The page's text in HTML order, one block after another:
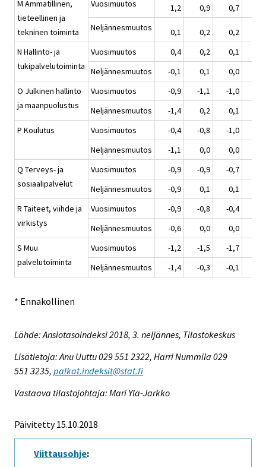
M Ammatillinen,
tieteellinen ja
tekninen toiminta
Vuosimuutos 1,2 0,9 0,7
Neljännesmuutos
0,1 0,2 0,2
N Hallinto- ja
tukipalvelutoiminta
Vuosimuutos 0,4 0,2 0,1
Neljännesmuutos
-0,1 0,1 0,0
O Julkinen hallinto
ja maanpuolustus
Vuosimuutos -0,9 -1,1 -1,0
Neljännesmuutos
-1,4 0,2 0,1
P Koulutus
Vuosimuutos -0,4 -0,8 -1,0
Neljännesmuutos
-1,1 0,0 0,0
Q Terveys- ja
sosiaalipalvelut
Vuosimuutos -0,9 -0,9 -0,7
Neljännesmuutos
-0,9 0,1 0,1
R Taiteet, viihde ja
virkistys
Vuosimuutos -0,9 -0,8 -0,4
Neljännesmuutos
-0,6 0,0 0,0
S Muu
palvelutoiminta
Vuosimuutos -1,2 -1,5 -1,7
Neljännesmuutos
-1,4 -0,3 -0,1
* Ennakollinen
Lähde: Ansiotasoindeksi 2018, 3. neljännes, Tilastokeskus
Lisätietoja: Anu Uuttu 029 551 2322, Harri Nummila 029
551 3235, palkat.indeksit@stat.fi
Vastaava tilastojohtaja: Mari Ylä-Jarkko
Päivitetty 15.10.2018
Viittausohje: